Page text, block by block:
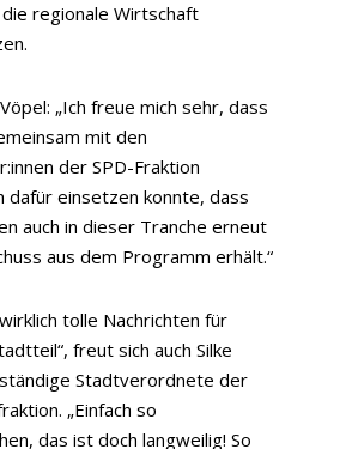
regionale Wirtschaft
„Ich freue mich sehr, dass
mit den
der SPD-Fraktion
dafür einsetzen konnte, dass
auch in dieser Tranche erneut
aus dem Programm erhält.“
tolle Nachrichten für
freut sich auch Silke
Stadtverordnete der
„Einfach so
das ist doch langweilig! So